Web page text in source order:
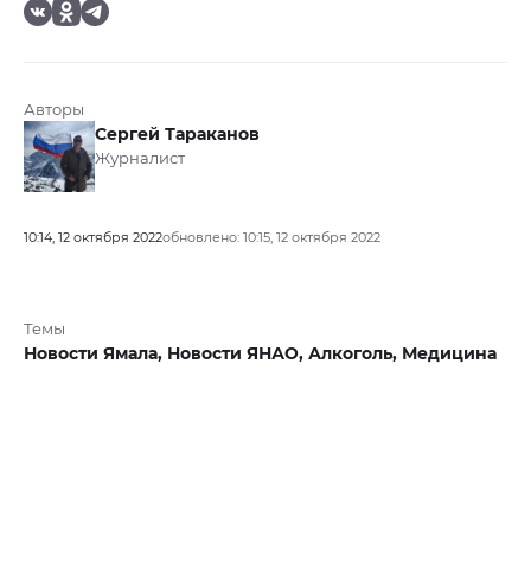
Авторы
Сергей Тараканов
Журналист
10:14, 12 октября 2022обновлено: 10:15, 12 октября 2022
Темы
Новости Ямала, Новости ЯНАО, Алкоголь, Медицина